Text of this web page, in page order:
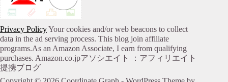
Privacy PolicyYour cookies and/or web beacons to collect
data in the ad serving process. This blog join affiliate
programs.As an Amazon Associate, I earn from qualifying
purchases. Amazon.co.jpアソシエイト ：アフィリエイト
提携ブログ